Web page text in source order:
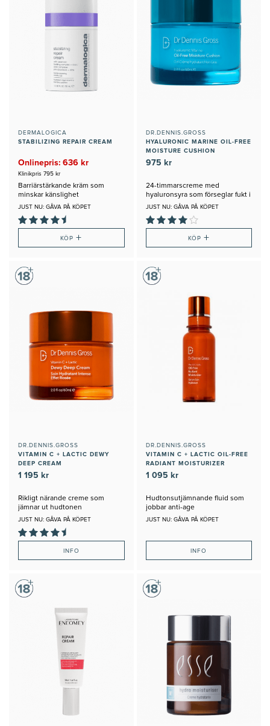
DERMALOGICA
STABILIZING REPAIR CREAM
Onlinepris: 636 kr
Klinikpris 795 kr
Barriärstärkande kräm som
minskar känslighet
JUST NU: GÅVA PÅ KÖPET
KÖP+
DR.DENNIS.GROSS
HYALURONIC MARINE OIL-FREE
MOISTURE CUSHION
975 kr
24-timmarscreme med
hyaluronsyra som förseglar fukt i
huden
JUST NU: GÅVA PÅ KÖPET
KÖP +
DR.DENNIS.GROSS
VITAMIN C + LACTIC DEWY
DEEP CREAM
1 195 kr
Rikligt närande creme som
jämnar ut hudtonen
JUST NU: GÅVA PÅ KÖPET
INFO
DR.DENNIS.GROSS
VITAMIN C + LACTIC OIL-FREE
RADIANT MOISTURIZER
1 095 kr
Hudtonsutjämnande fluid som
jobbar anti-age
JUST NU: GÅVA PÅ KÖPET
INFO